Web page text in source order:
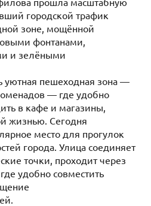
городской трафик
зоне, мощённой
фонтанами,
и зелёными
уютная пешеходная зона —
— где удобно
в кафе и магазины,
жизнью. Сегодня
место для прогулок
города. Улица соединяет
точки, проходит через
удобно совместить